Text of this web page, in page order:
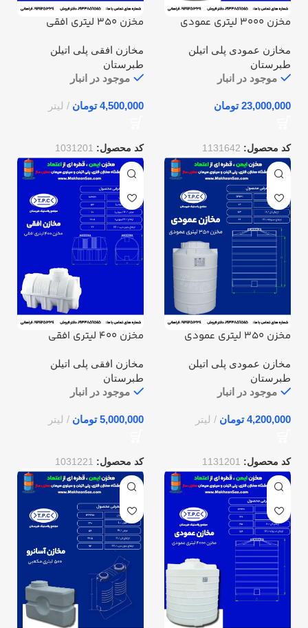
مخزن 3000 لیتری عمودی
مخازن عمودی پلی اتیلن
طبرستان
موجود در انبار
تومان
کد محصول: 1131642
مخزن 350 لیتری افقی
مخازن افقی پلی اتیلن
طبرستان
موجود در انبار
تومان
کد محصول: 1031201
مخزن 350 لیتری عمودی
مخازن عمودی پلی اتیلن
طبرستان
موجود در انبار
تومان
کد محصول: 1131201
مخزن 400 لیتری افقی
مخازن افقی پلی اتیلن
طبرستان
موجود در انبار
تومان
کد محصول: 1031221